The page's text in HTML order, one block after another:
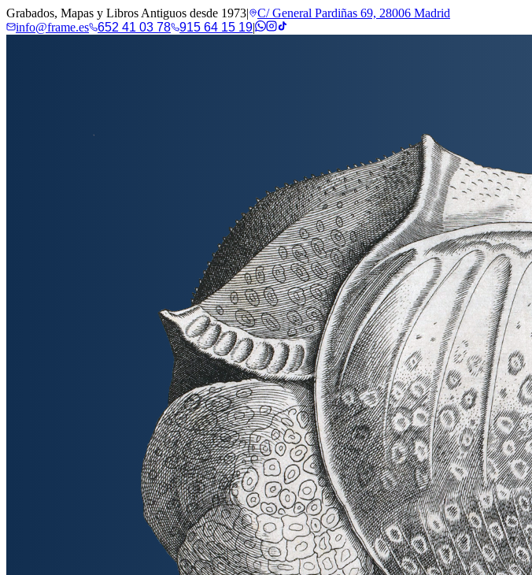
Grabados, Mapas y Libros Antiguos desde 1973|
C/ General Pardiñas 69, 28006 Madrid
info@frame.es
652 41 03 78 915 64 15 19|